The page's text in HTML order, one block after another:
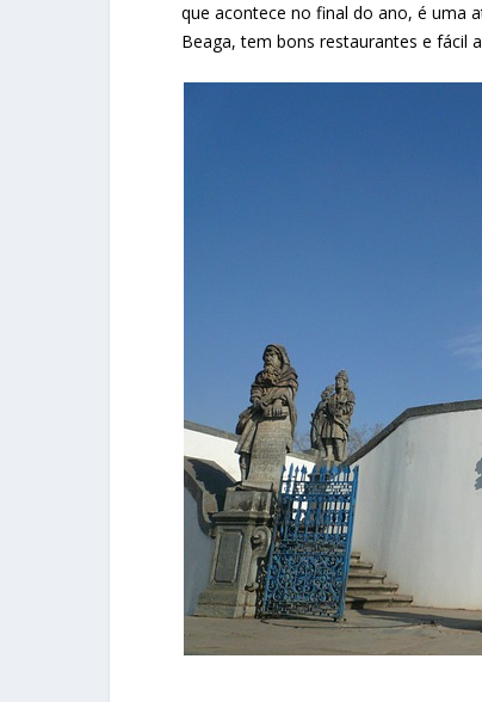
que acontece no final do ano, é uma
Beaga, tem bons restaurantes e fácil